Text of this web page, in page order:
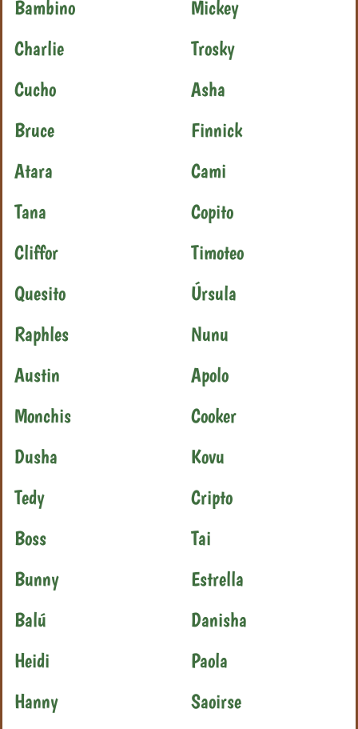
Bambino
Mickey
Charlie
Trosky
Cucho
Asha
Bruce
Finnick
Atara
Cami
Tana
Copito
Cliffor
Timoteo
Quesito
Úrsula
Raphles
Nunu
Austin
Apolo
Monchis
Cooker
Dusha
Kovu
Tedy
Cripto
Boss
Tai
Bunny
Estrella
Balú
Danisha
Heidi
Paola
Hanny
Saoirse